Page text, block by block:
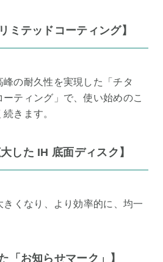
ミテッドコーティング】
の耐久性を実現した「チタ
ティング」で、使い始めのこ
きます。
した IH 底面ディスク】
きくなり、より効率的に、均一
「お知らせマーク」】